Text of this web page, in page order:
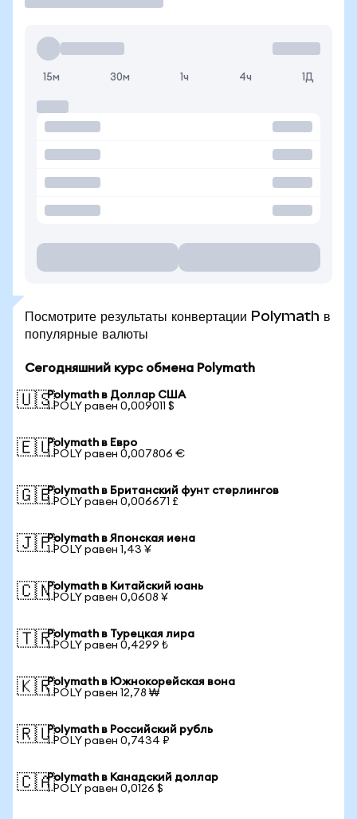
15м 30м 1ч 4ч 1Д
Посмотрите результаты конвертации Polymath в
популярные валюты
Сегодняшний курс обмена Polymath
🇺🇸Polymath в Доллар США
1 POLY равен 0,009011 $
🇪🇺Polymath в Евро
1 POLY равен 0,007806 €
🇬🇧Polymath в Британский фунт стерлингов
1 POLY равен 0,006671 £
🇯🇵Polymath в Японская иена
1 POLY равен 1,43 ¥
🇨🇳Polymath в Китайский юань
1 POLY равен 0,0608 ¥
🇹🇷Polymath в Турецкая лира
1 POLY равен 0,4299 ₺
🇰🇷Polymath в Южнокорейская вона
1 POLY равен 12,78 ₩
🇷🇺Polymath в Российский рубль
1 POLY равен 0,7434 ₽
🇨🇦Polymath в Канадский доллар
1 POLY равен 0,0126 $